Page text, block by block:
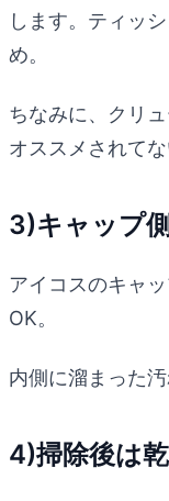
します。ティッ
め。
ちなみに、クリ
オススメされて
3)キャップ
アイコスのキャ
OK。
内側に溜まった
4)掃除後は